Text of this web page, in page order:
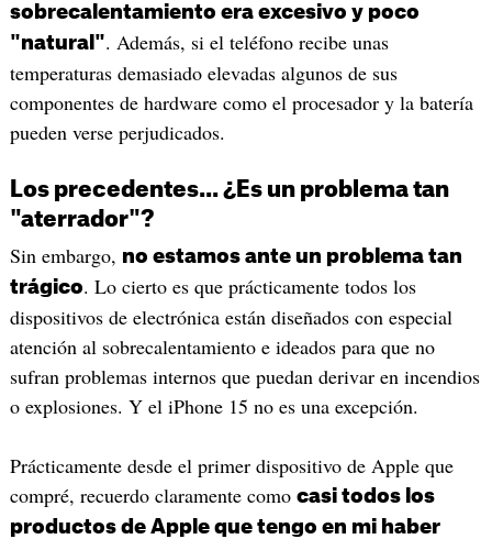
sobrecalentamiento era excesivo y poco
"natural". Además, si el teléfono recibe unas
temperaturas demasiado elevadas algunos de sus
componentes de hardware como el procesador y la batería
pueden verse perjudicados.
Los precedentes... ¿Es un problema tan
"aterrador"?
Sin embargo, no estamos ante un problema tan
trágico. Lo cierto es que prácticamente todos los
dispositivos de electrónica están diseñados con especial
atención al sobrecalentamiento e ideados para que no
sufran problemas internos que puedan derivar en incendios
o explosiones. Y el iPhone 15 no es una excepción.
Prácticamente desde el primer dispositivo de Apple que
compré, recuerdo claramente como casi todos los
productos de Apple que tengo en mi haber